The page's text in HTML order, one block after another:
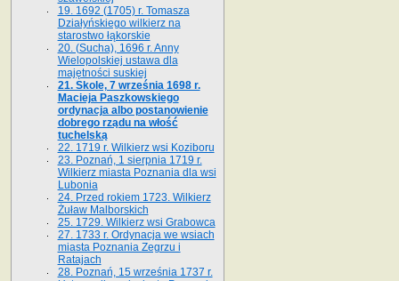
19. 1692 (1705) r. Tomasza
Działyńskiego wilkierz na
starostwo łąkorskie
20. (Sucha), 1696 r. Anny
Wielopolskiej ustawa dla
majętności suskiej
21. Skole, 7 września 1698 r.
Macieja Paszkowskiego
ordynacja albo postanowienie
dobrego rządu na włość
tuchelską
22. 1719 r. Wilkierz wsi Koziboru
23. Poznań, 1 sierpnia 1719 r.
Wilkierz miasta Poznania dla wsi
Lubonia
24. Przed rokiem 1723. Wilkierz
Żuław Malborskich
25. 1729. Wilkierz wsi Grabowca
27. 1733 r. Ordynacja we wsiach
miasta Poznania Zegrzu i
Ratajach
28. Poznań, 15 września 1737 r.